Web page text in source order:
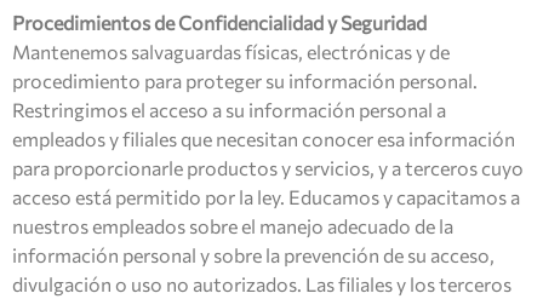
Procedimientos de Confidencialidad y Seguridad
Mantenemos salvaguardas físicas, electrónicas y de
procedimiento para proteger su información personal.
Restringimos el acceso a su información personal a
empleados y filiales que necesitan conocer esa información
para proporcionarle productos y servicios, y a terceros cuyo
acceso está permitido por la ley. Educamos y capacitamos a
nuestros empleados sobre el manejo adecuado de la
información personal y sobre la prevención de su acceso,
divulgación o uso no autorizados. Las filiales y los terceros